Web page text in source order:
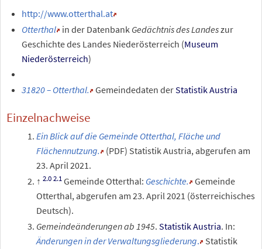
http://www.otterthal.at
Otterthal in der Datenbank Gedächtnis des Landeszur
Geschichte des Landes Niederösterreich (Museum
Niederösterreich)
31820 – Otterthal. Gemeindedaten derStatistik Austria
Einzelnachweise
Ein Blick auf die Gemeinde Otterthal, Fläche und
Flächennutzung.
(PDF) Statistik Austria, abgerufen am
23. April 2021.
Gemeinde Otterthal: Geschichte.
Gemeinde
Otterthal, abgerufen am 23. April 2021 (österreichisches
Deutsch).
Gemeindeänderungen ab 1945.Statistik Austria. In:
Änderungen in der Verwaltungsgliederung. Statistik